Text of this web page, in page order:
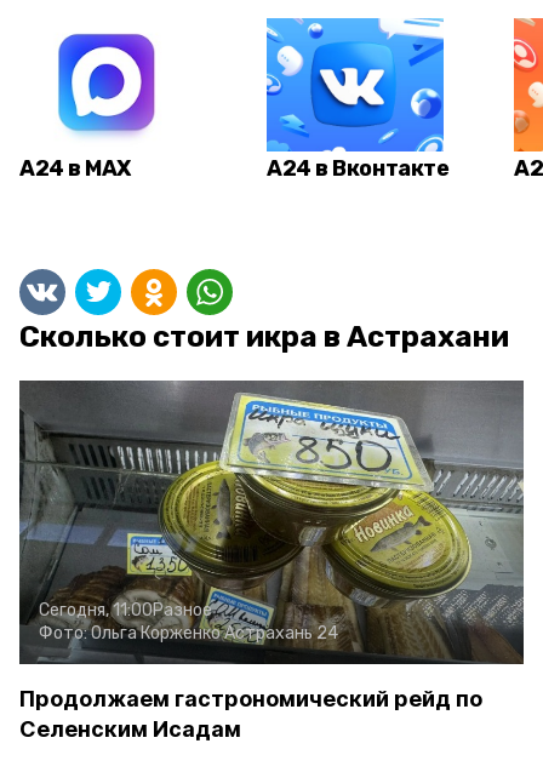
А24 в MAX А24 в Вконтакте
Сколько стоит икра в Астрахани
Сегодня, 11:00Разное
Фото:Ольга КорженкоАстрахань 24
Продолжаем гастрономический рейд по
Селенским Исадам